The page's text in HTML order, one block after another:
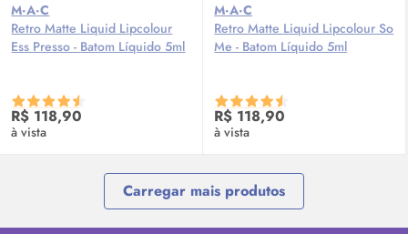
M·A·C
Retro Matte Liquid Lipcolour
Ess Presso - Batom Líquido 5ml
R$ 118,90
à vista
M·A·C
Retro Matte Liquid Lipcolour So
Me - Batom Líquido 5ml
R$ 118,90
à vista
Carregar mais produtos